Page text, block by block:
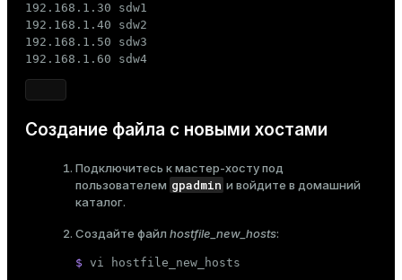
192.168.1.30 sdw1
192.168.1.40 sdw2
192.168.1.50 sdw3
192.168.1.60 sdw4
Создание файла с новыми хостами
Подключитесь к мастер-хосту под
пользователем gpadmin и войдите в домашний
каталог.
Создайте файл hostfile_new_hosts:
$ vi hostfile_new_hosts